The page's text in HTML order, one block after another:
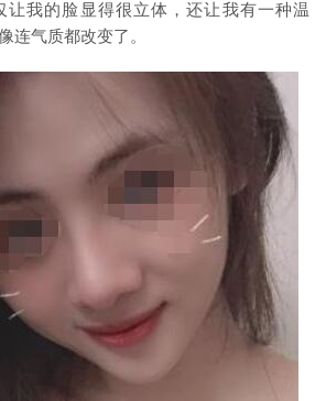
让我的脸显得很立体，还让我有一种温
连气质都改变了。